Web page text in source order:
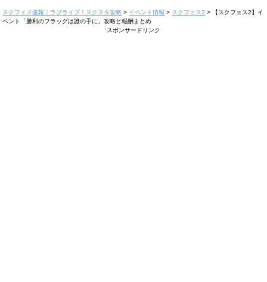
スクフェス速報｜ラブライブ！スクスタ攻略 > イベント情報 > スクフェス2 >
【スクフェス2】イ
ベント「勝利のフラッグは誰の手に」攻略と報酬まとめ
スポンサードリンク